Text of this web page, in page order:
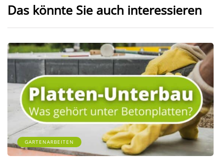
Das könnte Sie auch interessieren
GARTENARBEITEN